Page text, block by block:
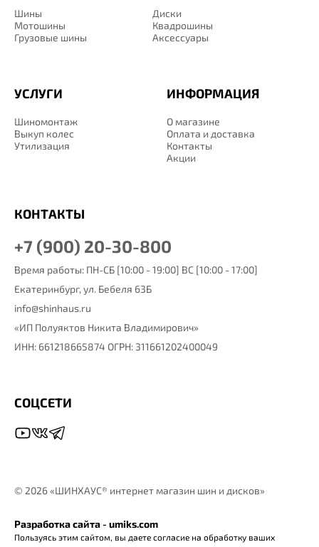
© 2026 «ШИНХАУС® интернет магазин шин и дисков»
Шины
Диски
Мотошины
Квадрошины
Грузовые шины
Аксессуары
ИНФОРМАЦИЯ
О магазине
Оплата и доставка
Контакты
Акции
УСЛУГИ
Шиномонтаж
Выкуп колес
Утилизация
КОНТАКТЫ
+7 (900) 20-30-800
Время работы: ПН-СБ [10:00 - 19:00] ВС [10:00 - 17:00]
Екатеринбург, ул. Бебеля 63Б
info@shinhaus.ru
«ИП Полуяктов Никита Владимирович»
ИНН: 661218665874 ОГРН: 311661202400049
СОЦСЕТИ
Разработка сайта - umiks.com
Пользуясь этим сайтом, вы даете согласие на обработку ваших